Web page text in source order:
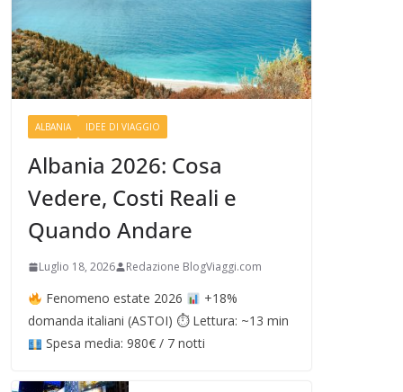
ALBANIA IDEE DI VIAGGIO
Albania 2026: Cosa
Vedere, Costi Reali e
Quando Andare
Luglio 18, 2026 Redazione BlogViaggi.com
Fenomeno estate 2026
+18%
domanda italiani (ASTOI) ⏱ Lettura: ~13 min
Spesa media: 980€ / 7 notti